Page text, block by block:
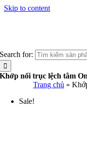
Skip to content
Search for:
Khớp nối trục lệch tâm
Trang chủ »
Sale!